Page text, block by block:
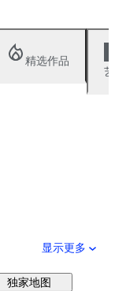
精选作品
显示更多
独家地图